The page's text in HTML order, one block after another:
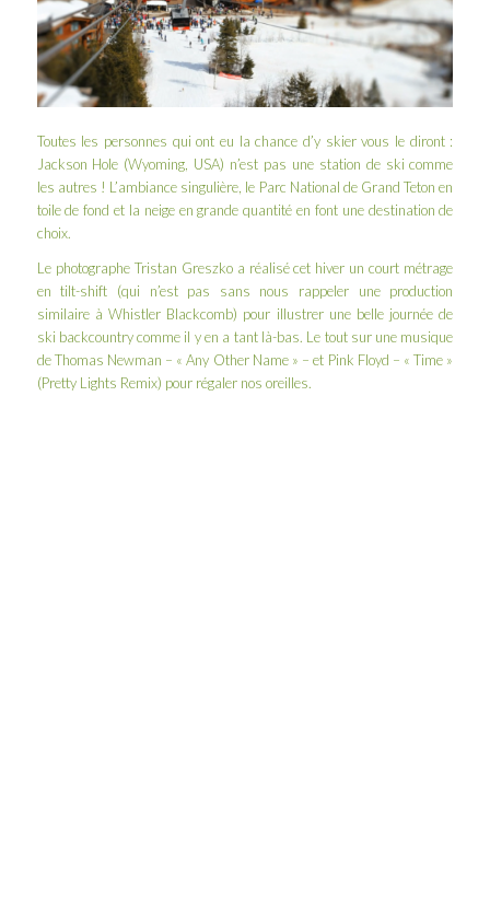
Toutes les personnes qui ont eu la chance d’y skier vous le diront :
Jackson Hole (Wyoming, USA) n’est pas une station de ski comme
les autres ! L’ambiance singulière, le Parc National de Grand Teton en
toile de fond et la neige en grande quantité en font une destination de
choix.
Le photographe Tristan Greszkoa réalisé cet hiver un court métrage
en tilt-shift (qui n’est pas sans nous rappeler une production
similaire à Whistler Blackcomb) pour illustrer une belle journée de
ski backcountry comme il y en a tant là-bas. Le tout sur une musique
de Thomas Newman – « Any Other Name » – et Pink Floyd – « Time »
(Pretty Lights Remix) pour régaler nos oreilles.